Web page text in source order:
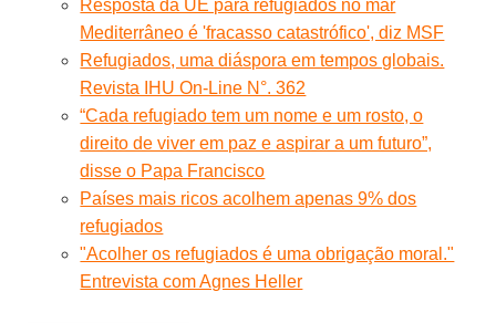
Resposta da UE para refugiados no mar
Mediterrâneo é 'fracasso catastrófico', diz MSF
Refugiados, uma diáspora em tempos globais.
Revista IHU On-Line N°. 362
“Cada refugiado tem um nome e um rosto, o
direito de viver em paz e aspirar a um futuro”,
disse o Papa Francisco
Países mais ricos acolhem apenas 9% dos
refugiados
"Acolher os refugiados é uma obrigação moral."
Entrevista com Agnes Heller